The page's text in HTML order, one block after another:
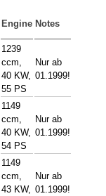
Engine Notes
1239
ccm,
40 KW,
55 PS
Nur ab
01.1999!
1149
ccm,
40 KW,
54 PS
Nur ab
01.1999!
1149
ccm,
43 KW,
Nur ab
01.1999!